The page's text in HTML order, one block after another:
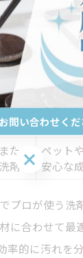
洗
類
洗
強力な
気管理
残留成
ぐ
た
剤
ペット
安心な
プロが使う洗
に合わせて最
率的に汚れを
問い合わせく
問い合わせく